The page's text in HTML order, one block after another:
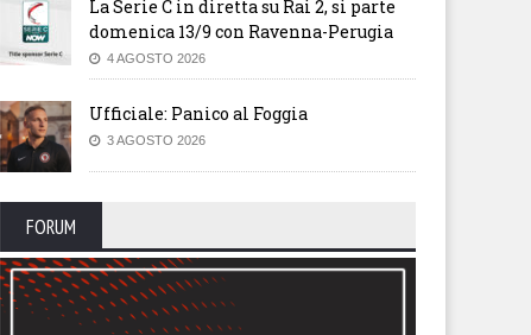
La Serie C in diretta su Rai 2, si parte
domenica 13/9 con Ravenna-Perugia
4 AGOSTO 2026
Ufficiale: Panico al Foggia
3 AGOSTO 2026
FORUM